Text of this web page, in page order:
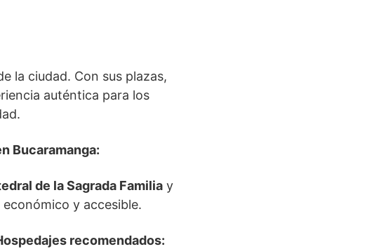
la ciudad. Con sus plazas,
auténtica para los
Bucaramanga:
de la Sagrada Familia y
económico y accesible.
recomendados: